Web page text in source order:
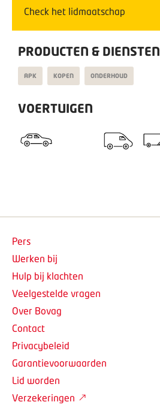
Check het lidmaatschap
PRODUCTEN & DIENSTEN
APK KOPEN ONDERHOUD
VOERTUIGEN
Pers
Werken bij
Hulp bij klachten
Veelgestelde vragen
Over Bovag
Contact
Privacybeleid
Garantievoorwaarden
Lid worden
Verzekeringen